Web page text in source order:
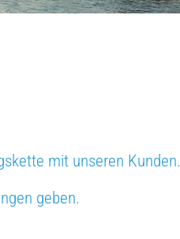
mit unseren Kunden.
geben.